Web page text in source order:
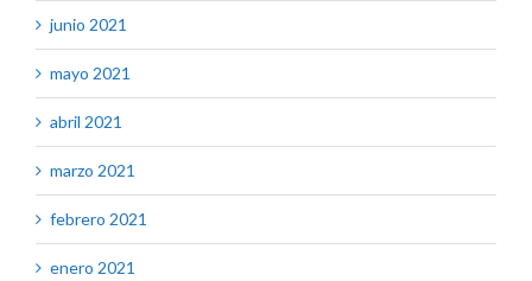
junio 2021
mayo 2021
abril 2021
marzo 2021
febrero 2021
enero 2021